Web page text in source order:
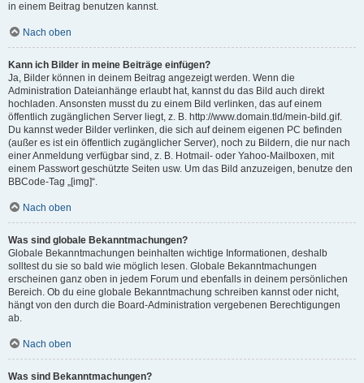
in einem Beitrag benutzen kannst.
Nach oben
Kann ich Bilder in meine Beiträge einfügen?
Ja, Bilder können in deinem Beitrag angezeigt werden. Wenn die
Administration Dateianhänge erlaubt hat, kannst du das Bild auch direkt
hochladen. Ansonsten musst du zu einem Bild verlinken, das auf einem
öffentlich zugänglichen Server liegt, z. B. http://www.domain.tld/mein-bild.gif.
Du kannst weder Bilder verlinken, die sich auf deinem eigenen PC befinden
(außer es ist ein öffentlich zugänglicher Server), noch zu Bildern, die nur nach
einer Anmeldung verfügbar sind, z. B. Hotmail- oder Yahoo-Mailboxen, mit
einem Passwort geschützte Seiten usw. Um das Bild anzuzeigen, benutze den
BBCode-Tag „[img]“.
Nach oben
Was sind globale Bekanntmachungen?
Globale Bekanntmachungen beinhalten wichtige Informationen, deshalb
solltest du sie so bald wie möglich lesen. Globale Bekanntmachungen
erscheinen ganz oben in jedem Forum und ebenfalls in deinem persönlichen
Bereich. Ob du eine globale Bekanntmachung schreiben kannst oder nicht,
hängt von den durch die Board-Administration vergebenen Berechtigungen
ab.
Nach oben
Was sind Bekanntmachungen?